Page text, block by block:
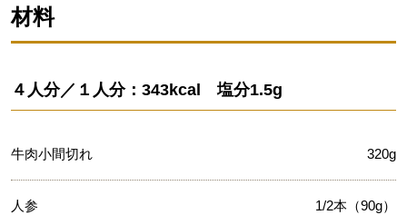
材料
４人分／１人分：343kcal 塩分1.5g
牛肉小間切れ 320g
人参 1/2本（90g）